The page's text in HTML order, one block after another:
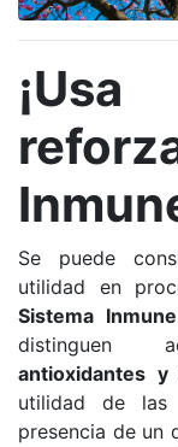
Se puede
utilidad en
Sistema Inmune
distinguen
antioxidantes y
utilidad de las
presencia de un